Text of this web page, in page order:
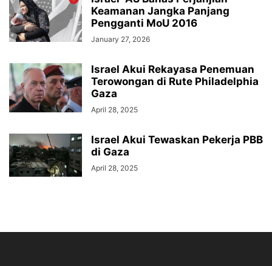
Keamanan Jangka Panjang
Pengganti MoU 2016
January 27, 2026
Israel Akui Rekayasa Penemuan
Terowongan di Rute Philadelphia
Gaza
April 28, 2025
Israel Akui Tewaskan Pekerja PBB
di Gaza
April 28, 2025